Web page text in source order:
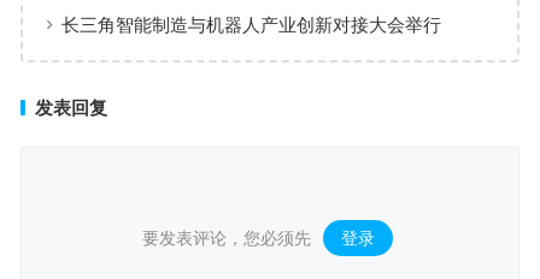
长三角智能制造与机器人产业创新对接大会举行
发表回复
要发表评论，您必须先 登录 。